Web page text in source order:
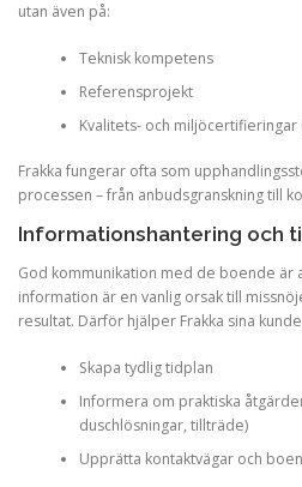
utan även på:
Teknisk kompetens
Referensprojekt
Kvalitets- och miljöcertifieringar
Frakka fungerar ofta som
processen – från anbudsgranskning till
Informationshantering och
God kommunikation med de boende är
information är en vanlig orsak till
resultat. Därför hjälper Frakka sina
Skapa tydlig tidplan
Informera om praktiska
duschlösningar, tillträde)
Upprätta kontaktvägar och